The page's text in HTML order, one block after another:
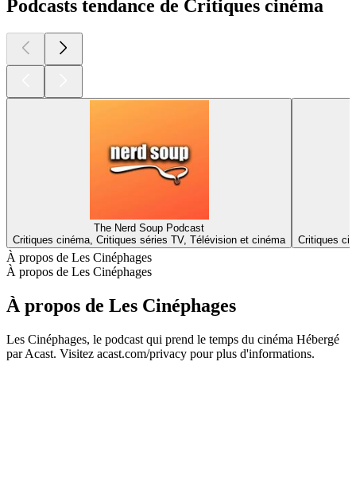
Podcasts tendance de Critiques cinéma
The Nerd Soup Podcast
Critiques cinéma, Critiques séries TV, Télévision et cinéma
Critiques
À propos de Les Cinéphages
À propos de Les Cinéphages
À propos de Les Cinéphages
Les Cinéphages, le podcast qui prend le temps du cinéma Hébergé
par Acast. Visitez acast.com/privacy pour plus d'informations.